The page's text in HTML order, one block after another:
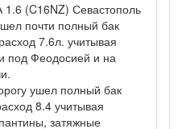
1.6 (C16NZ) Севастополь
почти полный бак
7.6л. учитывая
под Феодосией и на
ушел полный бак
8.4 учитывая
затяжные